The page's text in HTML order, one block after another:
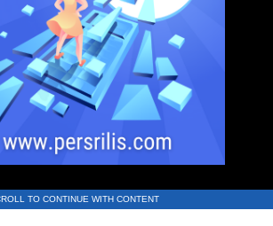
TO CONTINUE WITH CONTENT